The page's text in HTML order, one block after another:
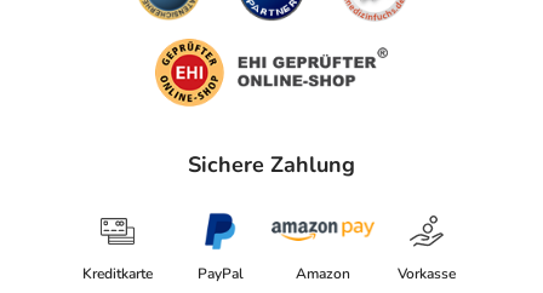
Sichere Zahlung
Kreditkarte PayPal Amazon Vorkasse